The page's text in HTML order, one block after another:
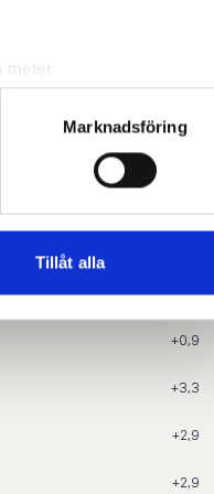
meter
. Du kan ändra
information från din enhet
kombinera informationen
Marknadsföring
Tillåt alla
+3,5
+0,9
+3,3
+2,9
+2,9